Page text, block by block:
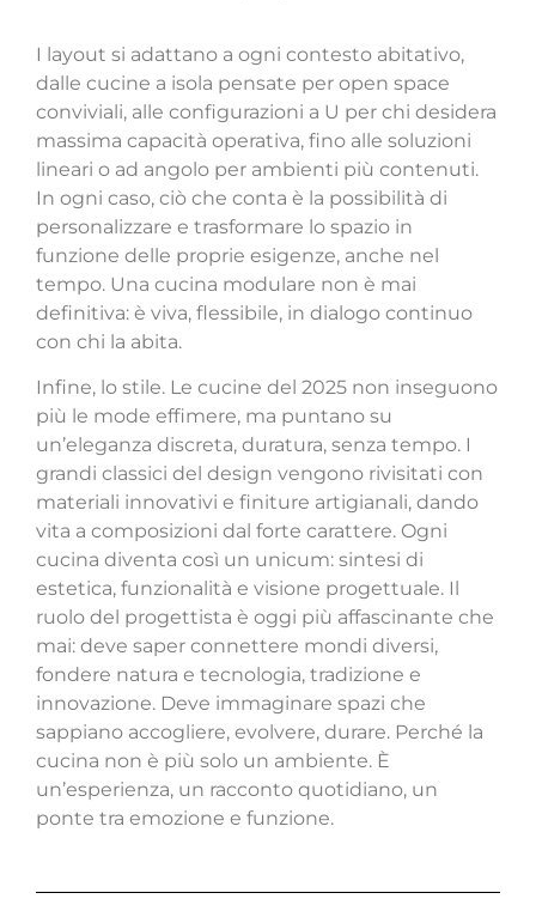
I layout si adattano a ogni contesto abitativo,
dalle cucine a isola pensate per open space
conviviali, alle configurazioni a U per chi desidera
massima capacità operativa, fino alle soluzioni
lineari o ad angolo per ambienti più contenuti.
In ogni caso, ciò che conta è la possibilità di
personalizzare e trasformare lo spazio in
funzione delle proprie esigenze, anche nel
tempo. Una cucina modulare non è mai
definitiva: è viva, flessibile, in dialogo continuo
con chi la abita.
Infine, lo stile. Le cucine del 2025 non inseguono
più le mode effimere, ma puntano su
un’eleganza discreta, duratura, senza tempo. I
grandi classici del design vengono rivisitati con
materiali innovativi e finiture artigianali, dando
vita a composizioni dal forte carattere. Ogni
cucina diventa così un unicum: sintesi di
estetica, funzionalità e visione progettuale. Il
ruolo del progettista è oggi più affascinante che
mai: deve saper connettere mondi diversi,
fondere natura e tecnologia, tradizione e
innovazione. Deve immaginare spazi che
sappiano accogliere, evolvere, durare. Perché la
cucina non è più solo un ambiente. È
un’esperienza, un racconto quotidiano, un
ponte tra emozione e funzione.